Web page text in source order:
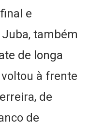
e
também
de longa
à frente
de
de